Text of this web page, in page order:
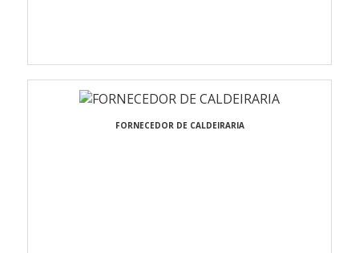
FORNECEDOR DE CALDEIRARIA